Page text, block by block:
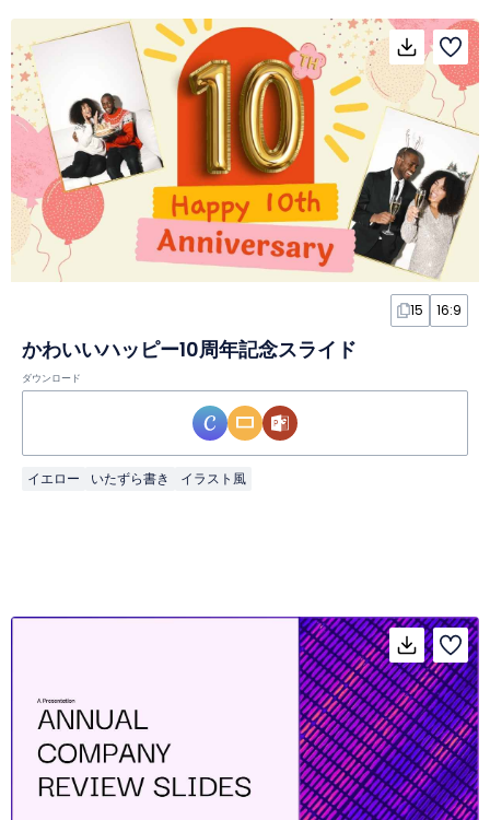
15 16:9
かわいいハッピー10周年記念スライド
ダウンロード
イエロー いたずら書き イラスト風